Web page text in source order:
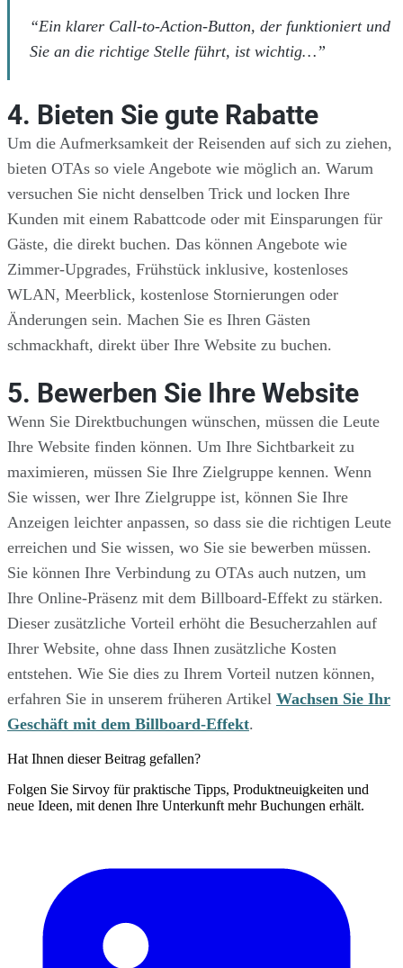
“Ein klarer Call-to-Action-Button, der funktioniert und
Sie an die richtige Stelle führt, ist wichtig…”
4. Bieten Sie gute Rabatte
Um die Aufmerksamkeit der Reisenden auf sich zu ziehen,
bieten OTAs so viele Angebote wie möglich an. Warum
versuchen Sie nicht denselben Trick und locken Ihre
Kunden mit einem Rabattcode oder mit Einsparungen für
Gäste, die direkt buchen. Das können Angebote wie
Zimmer-Upgrades, Frühstück inklusive, kostenloses
WLAN, Meerblick, kostenlose Stornierungen oder
Änderungen sein. Machen Sie es Ihren Gästen
schmackhaft, direkt über Ihre Website zu buchen.
5. Bewerben Sie Ihre Website
Wenn Sie Direktbuchungen wünschen, müssen die Leute
Ihre Website finden können. Um Ihre Sichtbarkeit zu
maximieren, müssen Sie Ihre Zielgruppe kennen. Wenn
Sie wissen, wer Ihre Zielgruppe ist, können Sie Ihre
Anzeigen leichter anpassen, so dass sie die richtigen Leute
erreichen und Sie wissen, wo Sie sie bewerben müssen.
Sie können Ihre Verbindung zu OTAs auch nutzen, um
Ihre Online-Präsenz mit dem Billboard-Effekt zu stärken.
Dieser zusätzliche Vorteil erhöht die Besucherzahlen auf
Ihrer Website, ohne dass Ihnen zusätzliche Kosten
entstehen. Wie Sie dies zu Ihrem Vorteil nutzen können,
erfahren Sie in unserem früheren Artikel Wachsen Sie Ihr
Geschäft mit dem Billboard-Effekt.
Hat Ihnen dieser Beitrag gefallen?
Folgen Sie Sirvoy für praktische Tipps, Produktneuigkeiten und
neue Ideen, mit denen Ihre Unterkunft mehr Buchungen erhält.